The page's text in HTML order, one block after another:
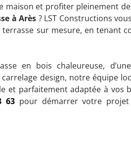
maison et profiter pleinement
à Arès ? LST Constructions
sur mesure, en tenant
en bois chaleureuse,
design, notre équipe
et parfaitement adaptée à vos
63 pour démarrer votre